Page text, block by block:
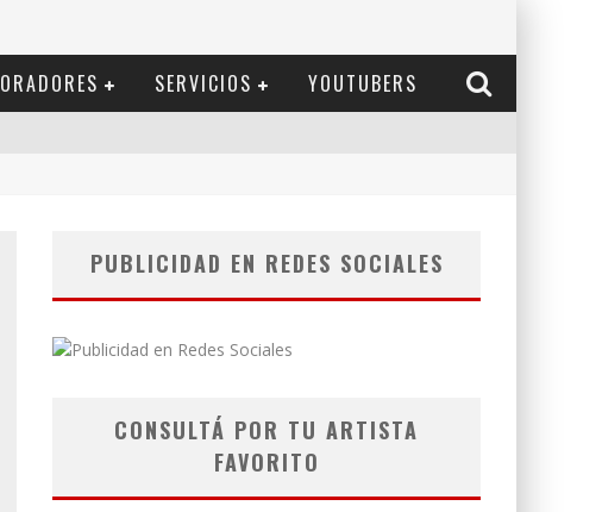
ORADORES SERVICIOS YOUTUBERS
PUBLICIDAD EN REDES SOCIALES
CONSULTÁ POR TU ARTISTA
FAVORITO